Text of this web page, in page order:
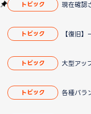
トピック
トピック 【復旧
トピック 大型アッ
トピック 各種バラ